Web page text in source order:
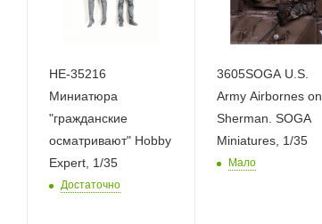
HE-35216
Миниатюра
"гражданские
осматривают" Hobby
Expert, 1/35
Достаточно
3605SOGA U.S.
Army Airbornes on
Sherman. SOGA
Miniatures, 1/35
Мало